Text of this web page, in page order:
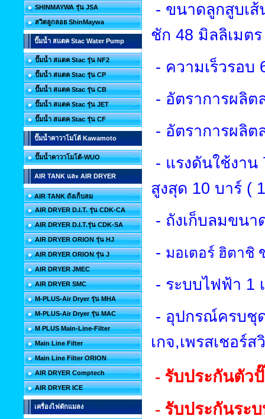
SHINMAYWA รุ่น JSA
สวิตลูกลอย ShinMaywa
ปั๊มน้ำ สแตค Stac Water Pump
ปั๊มน้ำ สแตค Stac รุ่น NF2
ปั๊มน้ำ สแตค Stac รุ่น CP
ปั๊มน้ำ สแตค Stac รุ่น CB
ปั๊มน้ำ สแตค Stac รุ่น JET
ปั๊มน้ำ สแตค Stac รุ่น CF
ปั๊มน้ำคาวาโมโต้ Kawamoto
ปั๊มน้ำคาวาโมโต้-WUO
AIR TANK และ AIR DRYER
AIR TANK ถังเก็บลม
AIR DRYER D.I.T. รุ่น CDK-CA
AIR DRYER D.I.T.รุ่น CDK-SA
AIR DRYER ORION รุ่น HJ
AIR DRYER ORION รุ่น J
AIR DRYER JMEC
AIR DRYER SMC
M-PLUS-Air Dryer รุ่น MHA
M-PLUS-Air Dryer รุ่น MAC
M PLUS Main-Line-Filter
Main Line Filter
Main Line Filter ORION
AIR DRYER Comptech
AIR DRYER ICE
เครื่องไฟดักแมลง
- ขนาดลูกสูบเ
ชัก 48 มิลลิเมตร
- ความเร็วรอบ
- อัตราการผลิ
- อัตราการผลิ
- แรงดันใช้งาน
สูงสุด 10 บาร์ (
- ถังเก็บลมขน
- มอเตอร์ ฮิตาชิ
- ระบบไฟฟ้า 1
- อุปกรณ์ครบชุ
เกจ,เพรสเชอร์ส
- รับประกันตัว
- รับประกันระ